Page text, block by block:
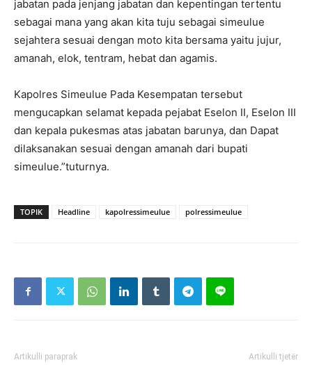
jabatan pada jenjang jabatan dan kepentingan tertentu
sebagai mana yang akan kita tuju sebagai simeulue
sejahtera sesuai dengan moto kita bersama yaitu jujur,
amanah, elok, tentram, hebat dan agamis.
Kapolres Simeulue Pada Kesempatan tersebut
mengucapkan selamat kepada pejabat Eselon II, Eselon III
dan kepala pukesmas atas jabatan barunya, dan Dapat
dilaksanakan sesuai dengan amanah dari bupati
simeulue.”tuturnya.
TOPIK Headline kapolressimeulue polressimeulue
Artikulli paraprak Artikulli tjetër